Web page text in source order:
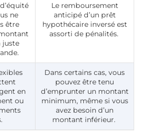
ne
être
juste
Le remboursement
anticipé d’un prêt
hypothécaire inversé est
assorti de pénalités.
en
ou
Dans certains cas, vous
pouvez être tenu
d’emprunter un montant
minimum, même si vous
avez besoin d’un
montant inférieur.